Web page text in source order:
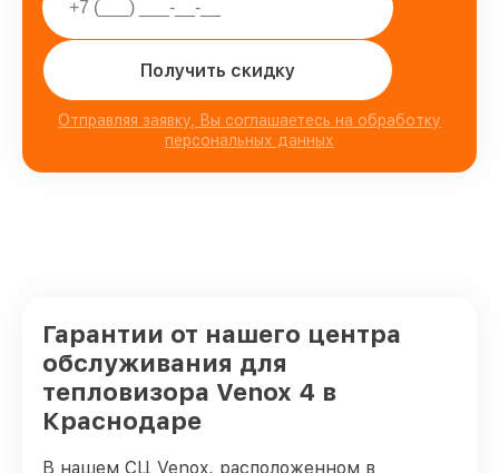
Получить скидку
Отправляя заявку, Вы соглашаетесь на обработку
персональных данных
Гарантии от нашего центра
обслуживания для
тепловизора Venox 4 в
Краснодаре
В нашем СЦ Venox, расположенном в